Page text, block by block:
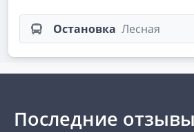
Остановка Лесная
Последние отзывы